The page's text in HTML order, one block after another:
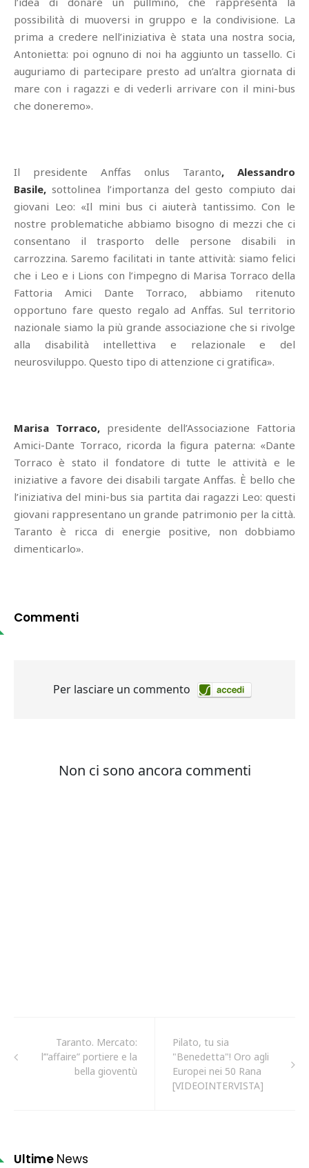
possibilità di muoversi in gruppo e la condivisione. La
prima a credere nell’iniziativa è stata una nostra socia,
Antonietta: poi ognuno di noi ha aggiunto un tassello. Ci
auguriamo di partecipare presto ad un’altra giornata di
mare con i ragazzi e di vederli arrivare con il mini-bus
che doneremo».
Il presidente Anffas onlus Taranto, Alessandro
Basile,sottolinea l’importanza del gesto compiuto dai
giovani Leo: «Il mini bus ci aiuterà tantissimo. Con le
nostre problematiche abbiamo bisogno di mezzi che ci
consentano il trasporto delle persone disabili in
carrozzina. Saremo facilitati in tante attività: siamo felici
che i Leo e i Lions con l’impegno di Marisa Torraco della
Fattoria Amici Dante Torraco, abbiamo ritenuto
opportuno fare questo regalo ad Anffas. Sul territorio
nazionale siamo la più grande associazione che si rivolge
alla disabilità intellettiva e relazionale e del
neurosviluppo. Questo tipo di attenzione ci gratifica».
Marisa Torraco,presidente dell’Associazione Fattoria
Amici-Dante Torraco, ricorda la figura paterna: «Dante
Torraco è stato il fondatore di tutte le attività e le
iniziative a favore dei disabili targate Anffas. È bello che
l’iniziativa del mini-bus sia partita dai ragazzi Leo: questi
giovani rappresentano un grande patrimonio per la città.
Taranto è ricca di energie positive, non dobbiamo
dimenticarlo».
Commenti
Taranto. Mercato:
l’”affaire” portiere e la
bella gioventù
Pilato, tu sia
"Benedetta"! Oro agli
Europei nei 50 Rana
[VIDEOINTERVISTA]
Ultime News